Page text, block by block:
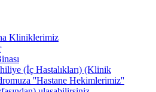
Kliniklerimiz
(İç Hastalıkları) (Klinik
''Hastane Hekimlerimiz''